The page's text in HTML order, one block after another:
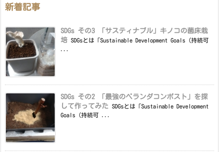
新着記事
SDGs その3 「サスティナブル」キノコの菌床栽
培 SDGsとは「Sustainable Development Goals（持続可
SDGs その2 「最強のベランダコンポスト」を探
して作ってみた
SDGsとは「Sustainable Development
Goals（持続可 ...